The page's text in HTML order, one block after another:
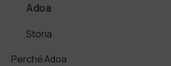
Adoa
Storia
Perché Adoa